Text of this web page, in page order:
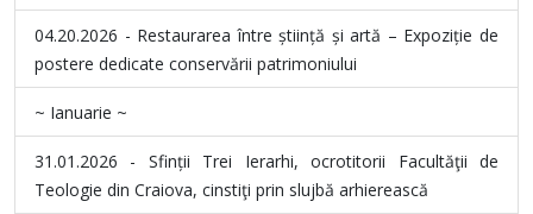
04.20.2026 - Restaurarea între știință și artă – Expoziție de
postere dedicate conservării patrimoniului
~ Ianuarie ~
31.01.2026 - Sfinții Trei Ierarhi, ocrotitorii Facultăţii de
Teologie din Craiova, cinstiţi prin slujbă arhierească